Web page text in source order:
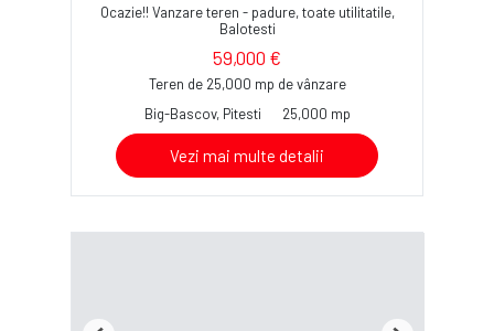
Ocazie!! Vanzare teren - padure, toate utilitatile,
Balotesti
59,000 €
Teren de 25,000 mp de vânzare
Big-Bascov, Pitesti
25,000 mp
Vezi mai multe detalii